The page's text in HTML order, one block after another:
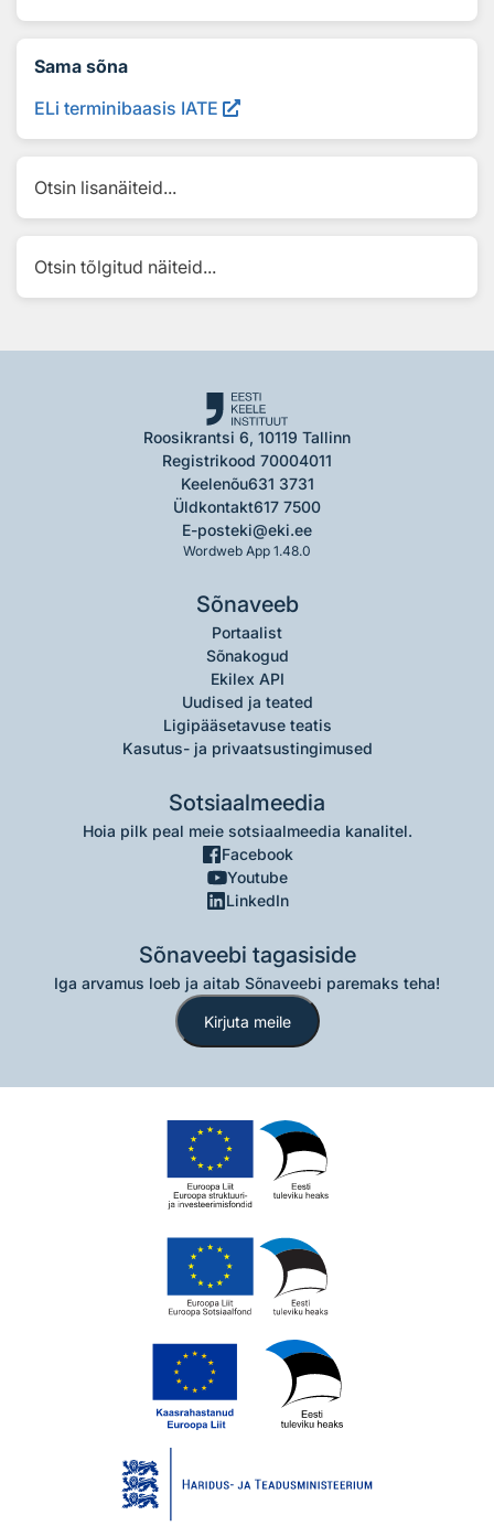
Sama sõna
ELi terminibaasis IATE
Otsin lisanäiteid...
Otsin tõlgitud näiteid...
Roosikrantsi 6, 10119 Tallinn
Registrikood 70004011
Keelenõu631 3731
Üldkontakt617 7500
E-posteki@eki.ee
Wordweb App 1.48.0
Sõnaveeb
Portaalist
Sõnakogud
Ekilex API
Uudised ja teated
Ligipääsetavuse teatis
Kasutus- ja privaatsustingimused
Sotsiaalmeedia
Hoia pilk peal meie sotsiaalmeedia kanalitel.
Facebook
Youtube
LinkedIn
Sõnaveebi tagasiside
Iga arvamus loeb ja aitab Sõnaveebi paremaks teha!
Kirjuta meile